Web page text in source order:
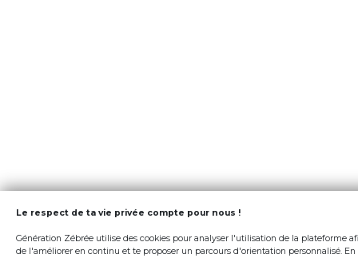
Le respect de ta vie privée compte pour nous !
Génération Zébrée utilise des cookies pour analyser l'utilisation de la plateforme
de l'améliorer en continu et te proposer un parcours d'orientation personnalisé. En